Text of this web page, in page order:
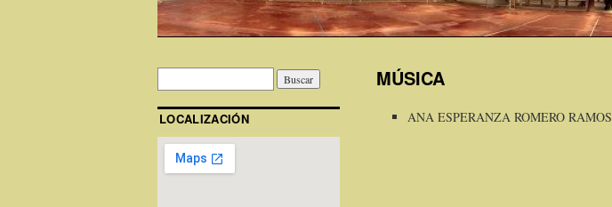
MÚSICA
ANA ESPERANZA ROMERO RAMOS
LOCALIZACIÓN